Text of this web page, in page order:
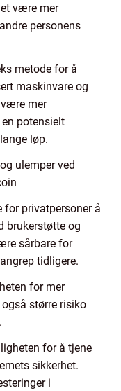
være mer
personens
metode for å
maskinvare og
mer
potensielt
løp.
ulemper ved
for privatpersoner å
brukerstøtte og
sårbare for
tidligere.
for mer
større risiko
for å tjene
sikkerhet.
i